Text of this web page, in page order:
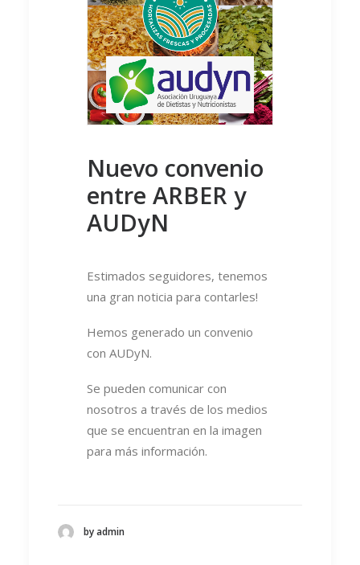
Nuevo convenio
entre ARBER y
AUDyN
Estimados seguidores, tenemos
una gran noticia para contarles!
Hemos generado un convenio
con AUDyN.
Se pueden comunicar con
nosotros a través de los medios
que se encuentran en la imagen
para más información.
by admin